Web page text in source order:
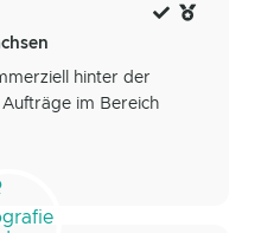
hinter der
im Bereich